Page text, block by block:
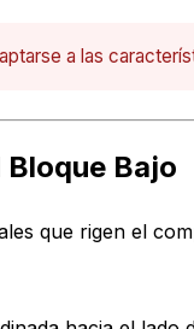
a las
Bajo
que rigen el